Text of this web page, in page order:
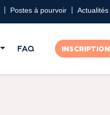
FAQ INSCRIPTION
Postes à pourvoir Actualités